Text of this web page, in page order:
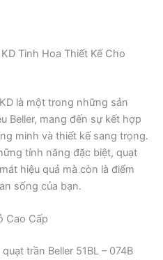
Tinh Hoa Thiết Kế Cho
là một trong những sản
Beller, mang đến sự kết hợp
minh và thiết kế sang trọng.
tính năng đặc biệt, quạt
hiệu quả mà còn là điểm
sống của bạn.
Cao Cấp
trần Beller 51BL – 074B